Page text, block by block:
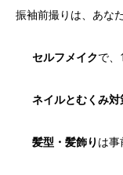
振袖前撮りは、あな
セルフメイクで、
ネイルとむくみ対
髪型・髪飾り は事